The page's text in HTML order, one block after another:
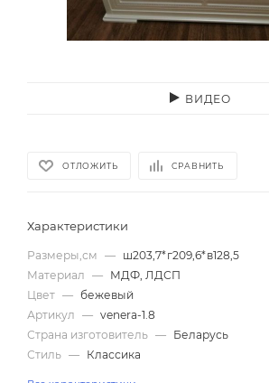
ВИДЕО
ОТЛОЖИТЬ СРАВНИТЬ
Характеристики
Размеры,см — ш203,7*г209,6*в128,5
Материал — МДФ, ЛДСП
Цвет — бежевый
Артикул — venera-1.8
Страна изготовитель — Беларусь
Стиль — Классика